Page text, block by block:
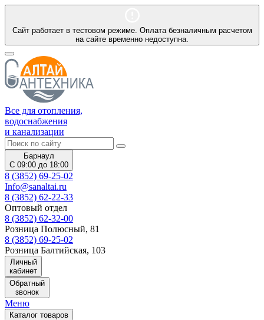
Сайт работает в тестовом режиме. Оплата безналичным расчетом
на сайте временно недоступна.
Все для отопления,
водоснабжения
и канализации
Барнаул
С 09:00 до 18:00
8 (3852) 69-25-02
Info@sanaltai.ru
8 (3852) 62-22-33
Оптовый отдел
8 (3852) 62-32-00
Розница Полюсный, 81
8 (3852) 69-25-02
Розница Балтийская, 103
Личный
кабинет
Обратный
звонок
Меню
Каталог товаров